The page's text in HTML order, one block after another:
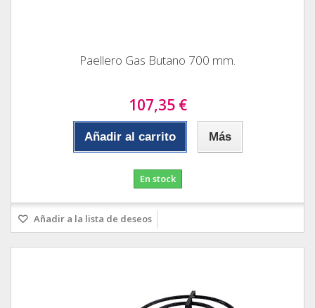
Paellero Gas Butano 700 mm.
107,35 €
Añadir al carrito Más
En stock
Añadir a la lista de deseos